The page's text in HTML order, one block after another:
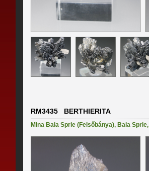
RM3435 BERTHIERITA
Mina Baia Sprie (Felsőbánya), Baia Sprie,